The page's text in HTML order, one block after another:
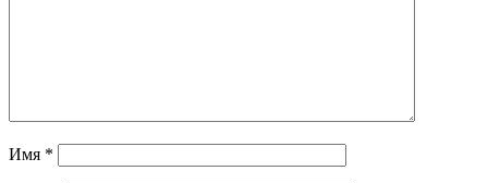
Имя *